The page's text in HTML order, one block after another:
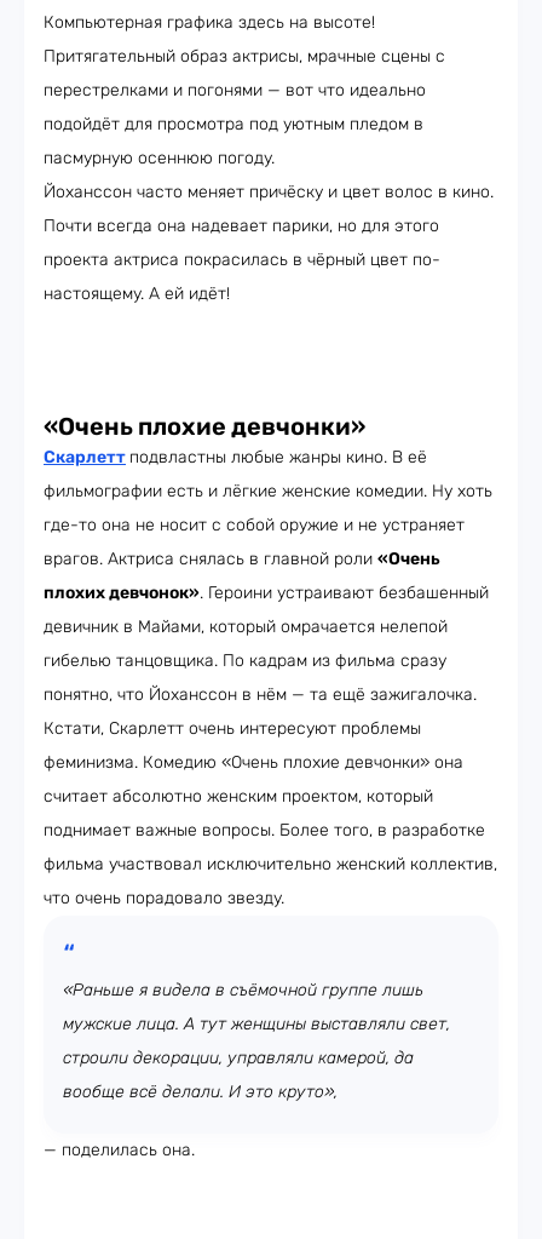
Компьютерная графика здесь на высоте!
Притягательный образ актрисы, мрачные сцены с
перестрелками и погонями — вот что идеально
подойдёт для просмотра под уютным пледом в
пасмурную осеннюю погоду.
Йоханссон часто меняет причёску и цвет волос в кино.
Почти всегда она надевает парики, но для этого
проекта актриса покрасилась в чёрный цвет по-
настоящему. А ей идёт!
«Очень плохие девчонки»
Скарлетт подвластны любые жанры кино. В её
фильмографии есть и лёгкие женские комедии. Ну хоть
где-то она не носит с собой оружие и не устраняет
врагов. Актриса снялась в главной роли «Очень
плохих девчонок». Героини устраивают безбашенный
девичник в Майами, который омрачается нелепой
гибелью танцовщика. По кадрам из фильма сразу
понятно, что Йоханссон в нём — та ещё зажигалочка.
Кстати, Скарлетт очень интересуют проблемы
феминизма. Комедию «Очень плохие девчонки» она
считает абсолютно женским проектом, который
поднимает важные вопросы. Более того, в разработке
фильма участвовал исключительно женский коллектив,
что очень порадовало звезду.
«Раньше я видела в съёмочной группе лишь
мужские лица. А тут женщины выставляли свет,
строили декорации, управляли камерой, да
вообще всё делали. И это круто»,
— поделилась она.